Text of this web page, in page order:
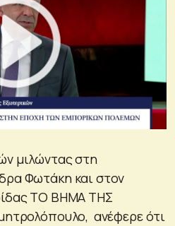
μιλώντας στη
Φωτάκη και στον
ΤΟ ΒΗΜΑ ΤΗΣ
ανέφερε ότι